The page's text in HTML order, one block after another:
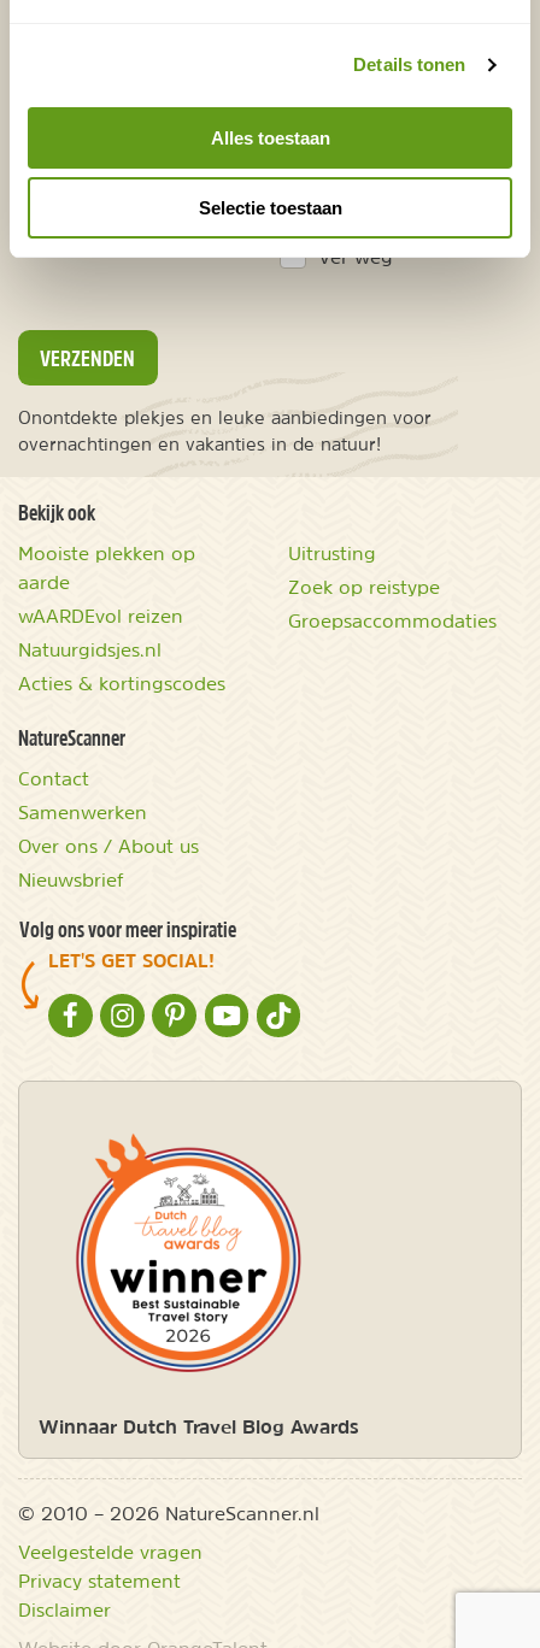
Details tonen
Alles toestaan
Selectie toestaan
Waar ligt je interesse?
Ver weg
VERZENDEN
Onontdekte plekjes en leuke aanbiedingen voor
overnachtingen en vakanties in de natuur!
Bekijk ook
Mooiste plekken op
aarde
wAARDEvol reizen
Natuurgidsjes.nl
Acties & kortingscodes
Uitrusting
Zoek op reistype
Groepsaccommodaties
NatureScanner
Contact
Samenwerken
Over ons / About us
Nieuwsbrief
Volg ons voor meer inspiratie
LET'S GET SOCIAL!
NATURESCANNER OP FACEBOOK
NATURESCANNER OP INSTAGRAM
NATURESCANNER OP PINTEREST
NATURESCANNER OP YOUTUBE
NATURESCANNER OP TIKTOK
Winnaar Dutch Travel Blog Awards
© 2010 – 2026 NatureScanner.nl
Veelgestelde vragen
Privacy statement
Disclaimer